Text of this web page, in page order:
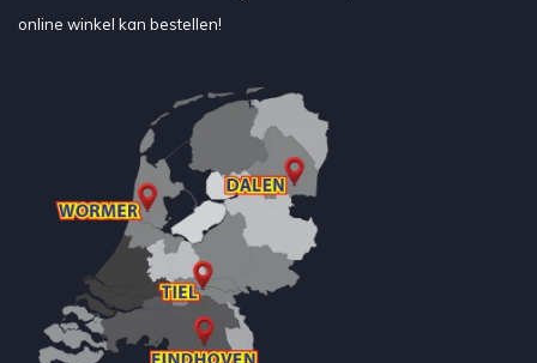
online winkel kan bestellen!